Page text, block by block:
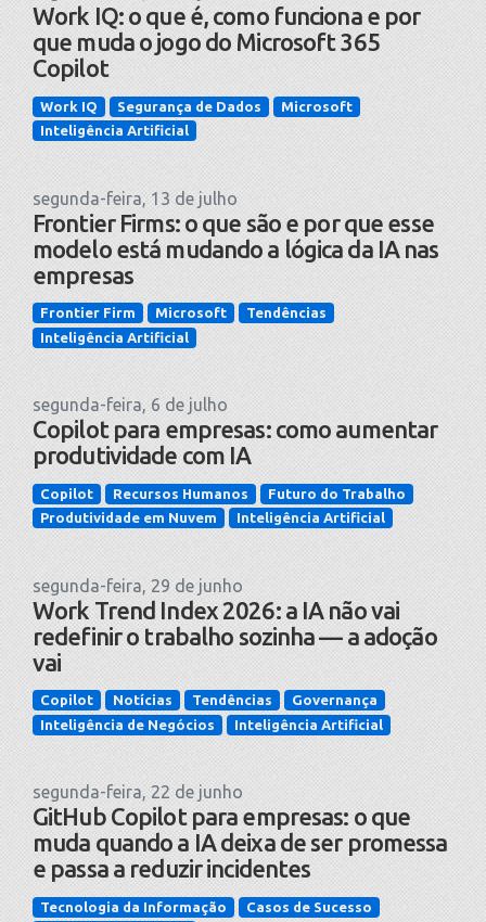
Work IQ: o que é, como funciona e por
que muda o jogo do Microsoft 365
Copilot
Work IQ Segurança de Dados
Microsoft
Inteligência Artificial
segunda-feira, 13 de julho
Frontier Firms: o que são e por que esse
modelo está mudando a lógica da IA nas
empresas
Frontier Firm Microsoft
Tendências
Inteligência Artificial
segunda-feira, 6 de julho
Copilot para empresas: como aumentar
produtividade com IA
Copilot Recursos Humanos
Futuro do Trabalho
Produtividade em Nuvem
Inteligência Artificial
segunda-feira, 29 de junho
Work Trend Index 2026: a IA não vai
redefinir o trabalho sozinha — a adoção
vai
Copilot Notícias Tendências
Governança
Inteligência de Negócios
Inteligência Artificial
segunda-feira, 22 de junho
GitHub Copilot para empresas: o que
muda quando a IA deixa de ser promessa
e passa a reduzir incidentes
Tecnologia da Informação
Casos de Sucesso